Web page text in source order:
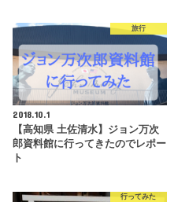
旅行
2018.10.1
【高知県 土佐清水】ジョン万次
郎資料館に行ってきたのでレポー
ト
行ってみた